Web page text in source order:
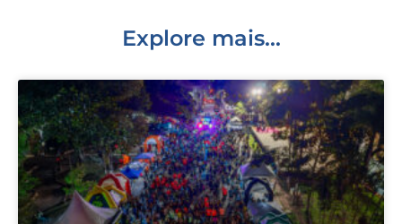
Explore mais...